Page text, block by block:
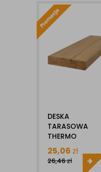
DESKA
TARASOWA
THERMO
SOSNA AB
25X140MM
X1MB GŁADKA
25,06 zł
26,46zł